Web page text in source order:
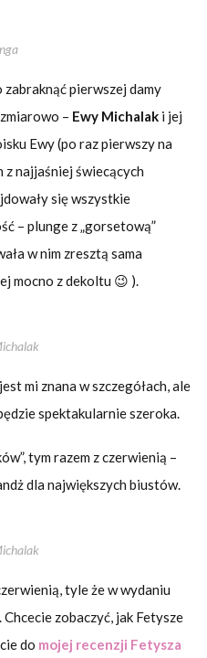
pierwszej damy
– Ewy Michalaki jej
Ewy (po raz pierwszy na
z najjaśniej świecących
się wszystkie
– plunge z „gorsetową”
w nim zresztą sama
mocno z dekoltu 😉 ).
mi znana w szczegółach, ale
spektakularnie szeroka.
tym razem z czerwienią –
dla największych biustów.
tyle że w wydaniu
zobaczyć, jak Fetysze
do mojej recenzji Fetysza